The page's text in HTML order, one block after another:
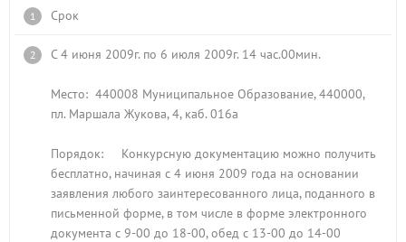
Срок
С 4 июня 2009г. по 6 июля 2009г. 14 час.00мин.
Место: 440008 Муниципальное Образование, 440000,
пл. Маршала Жукова, 4, каб. 016а
Порядок: Конкурсную документацию можно получить
бесплатно, начиная с 4 июня 2009 года на основании
заявления любого заинтересованного лица, поданного в
письменной форме, в том числе в форме электронного
документа с 9-00 до 18-00, обед с 13-00 до 14-00